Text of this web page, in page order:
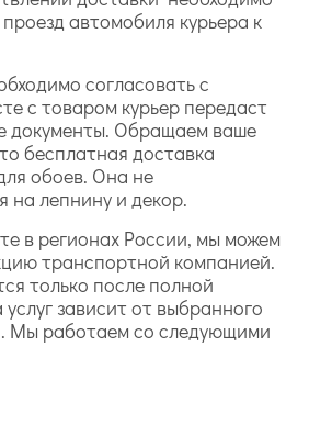
автомобиля курьера к
согласовать с
с товаром курьер передаст
документы. Обращаем ваше
бесплатная доставка
обоев. Она не
на лепнину и декор.
в регионах России, мы можем
транспортной компанией.
только после полной
зависит от выбранного
Мы работаем со следующими